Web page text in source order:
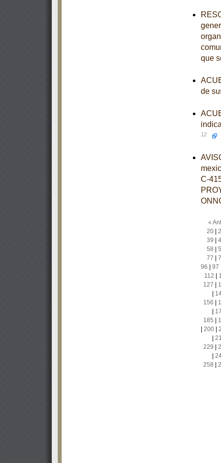
que
de
12
C-
«
20|
39
58
77
96
97
112
127
156
185
200|
229
258